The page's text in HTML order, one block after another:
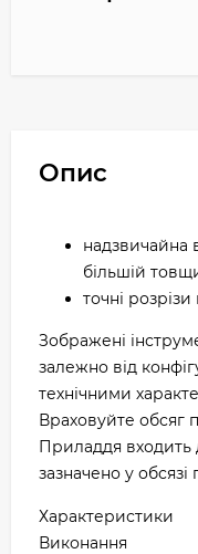
Опис
надзвичайна
більшій
точні
Зображені
залежно від
технічними
Враховуйте обсяг
Приладдя
зазначено у обсязі
Характеристики
Виконання